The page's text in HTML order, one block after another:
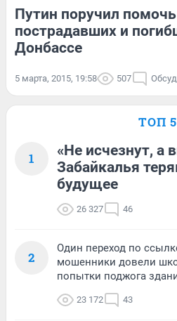
Путин поручил
пострадавших и
Донбассе
5 марта, 2015, 19:58 507
ТОП 5
1
«Не исчезнут, а
Забайкалья
будущее
26 327 46
2
Один переход по
мошенники довели
попытки поджога
23 172 43